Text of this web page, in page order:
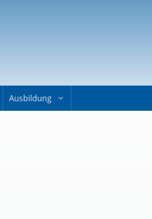
Ausbildung